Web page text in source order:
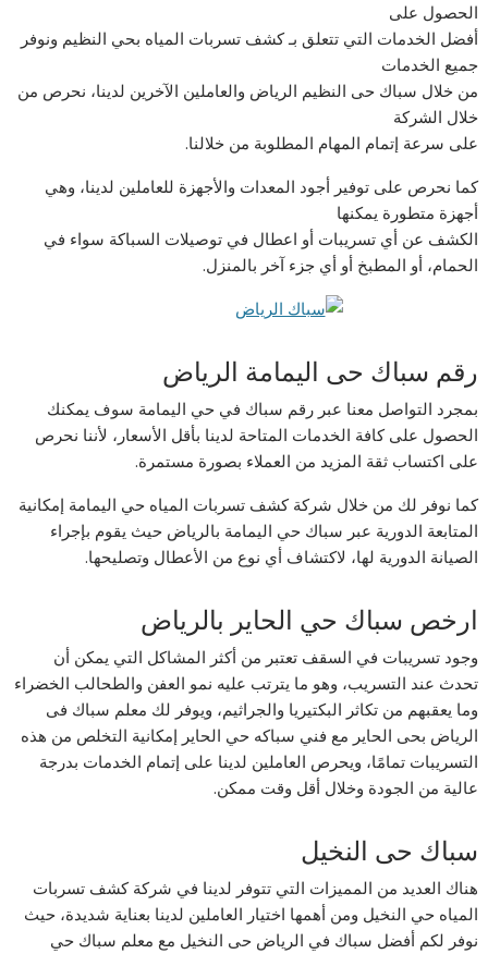
الحصول على
أفضل الخدمات التي تتعلق بـ كشف تسربات المياه بحي النظيم ونوفر
جميع الخدمات
من خلال سباك حى النظيم الرياض والعاملين الآخرين لدينا، نحرص من
خلال الشركة
على سرعة إتمام المهام المطلوبة من خلالنا.
كما نحرص على توفير أجود المعدات والأجهزة للعاملين لدينا، وهي
أجهزة متطورة يمكنها
الكشف عن أي تسريبات أو اعطال في توصيلات السباكة سواء في
الحمام، أو المطبخ أو أي جزء آخر بالمنزل.
رقم سباك حى اليمامة الرياض
بمجرد التواصل معنا عبر رقم سباك في حي اليمامة سوف يمكنك
الحصول على كافة الخدمات المتاحة لدينا بأقل الأسعار، لأننا نحرص
على اكتساب ثقة المزيد من العملاء بصورة مستمرة.
كما نوفر لك من خلال شركة كشف تسربات المياه حي اليمامة إمكانية
المتابعة الدورية عبر سباك حي اليمامة بالرياض حيث يقوم بإجراء
الصيانة الدورية لها، لاكتشاف أي نوع من الأعطال وتصليحها.
ارخص سباك حي الحاير بالرياض
وجود تسريبات في السقف تعتبر من أكثر المشاكل التي يمكن أن
تحدث عند التسريب، وهو ما يترتب عليه نمو العفن والطحالب الخضراء
وما يعقبهم من تكاثر البكتيريا والجراثيم، ويوفر لك معلم سباك فى
الرياض بحى الحاير مع فني سباكه حي الحاير إمكانية التخلص من هذه
التسريبات تمامًا، ويحرص العاملين لدينا على إتمام الخدمات بدرجة
عالية من الجودة وخلال أقل وقت ممكن.
سباك حى النخيل
هناك العديد من المميزات التي تتوفر لدينا في شركة كشف تسربات
المياه حي النخيل ومن أهمها اختيار العاملين لدينا بعناية شديدة، حيث
نوفر لكم أفضل سباك في الرياض حى النخيل مع معلم سباك حي